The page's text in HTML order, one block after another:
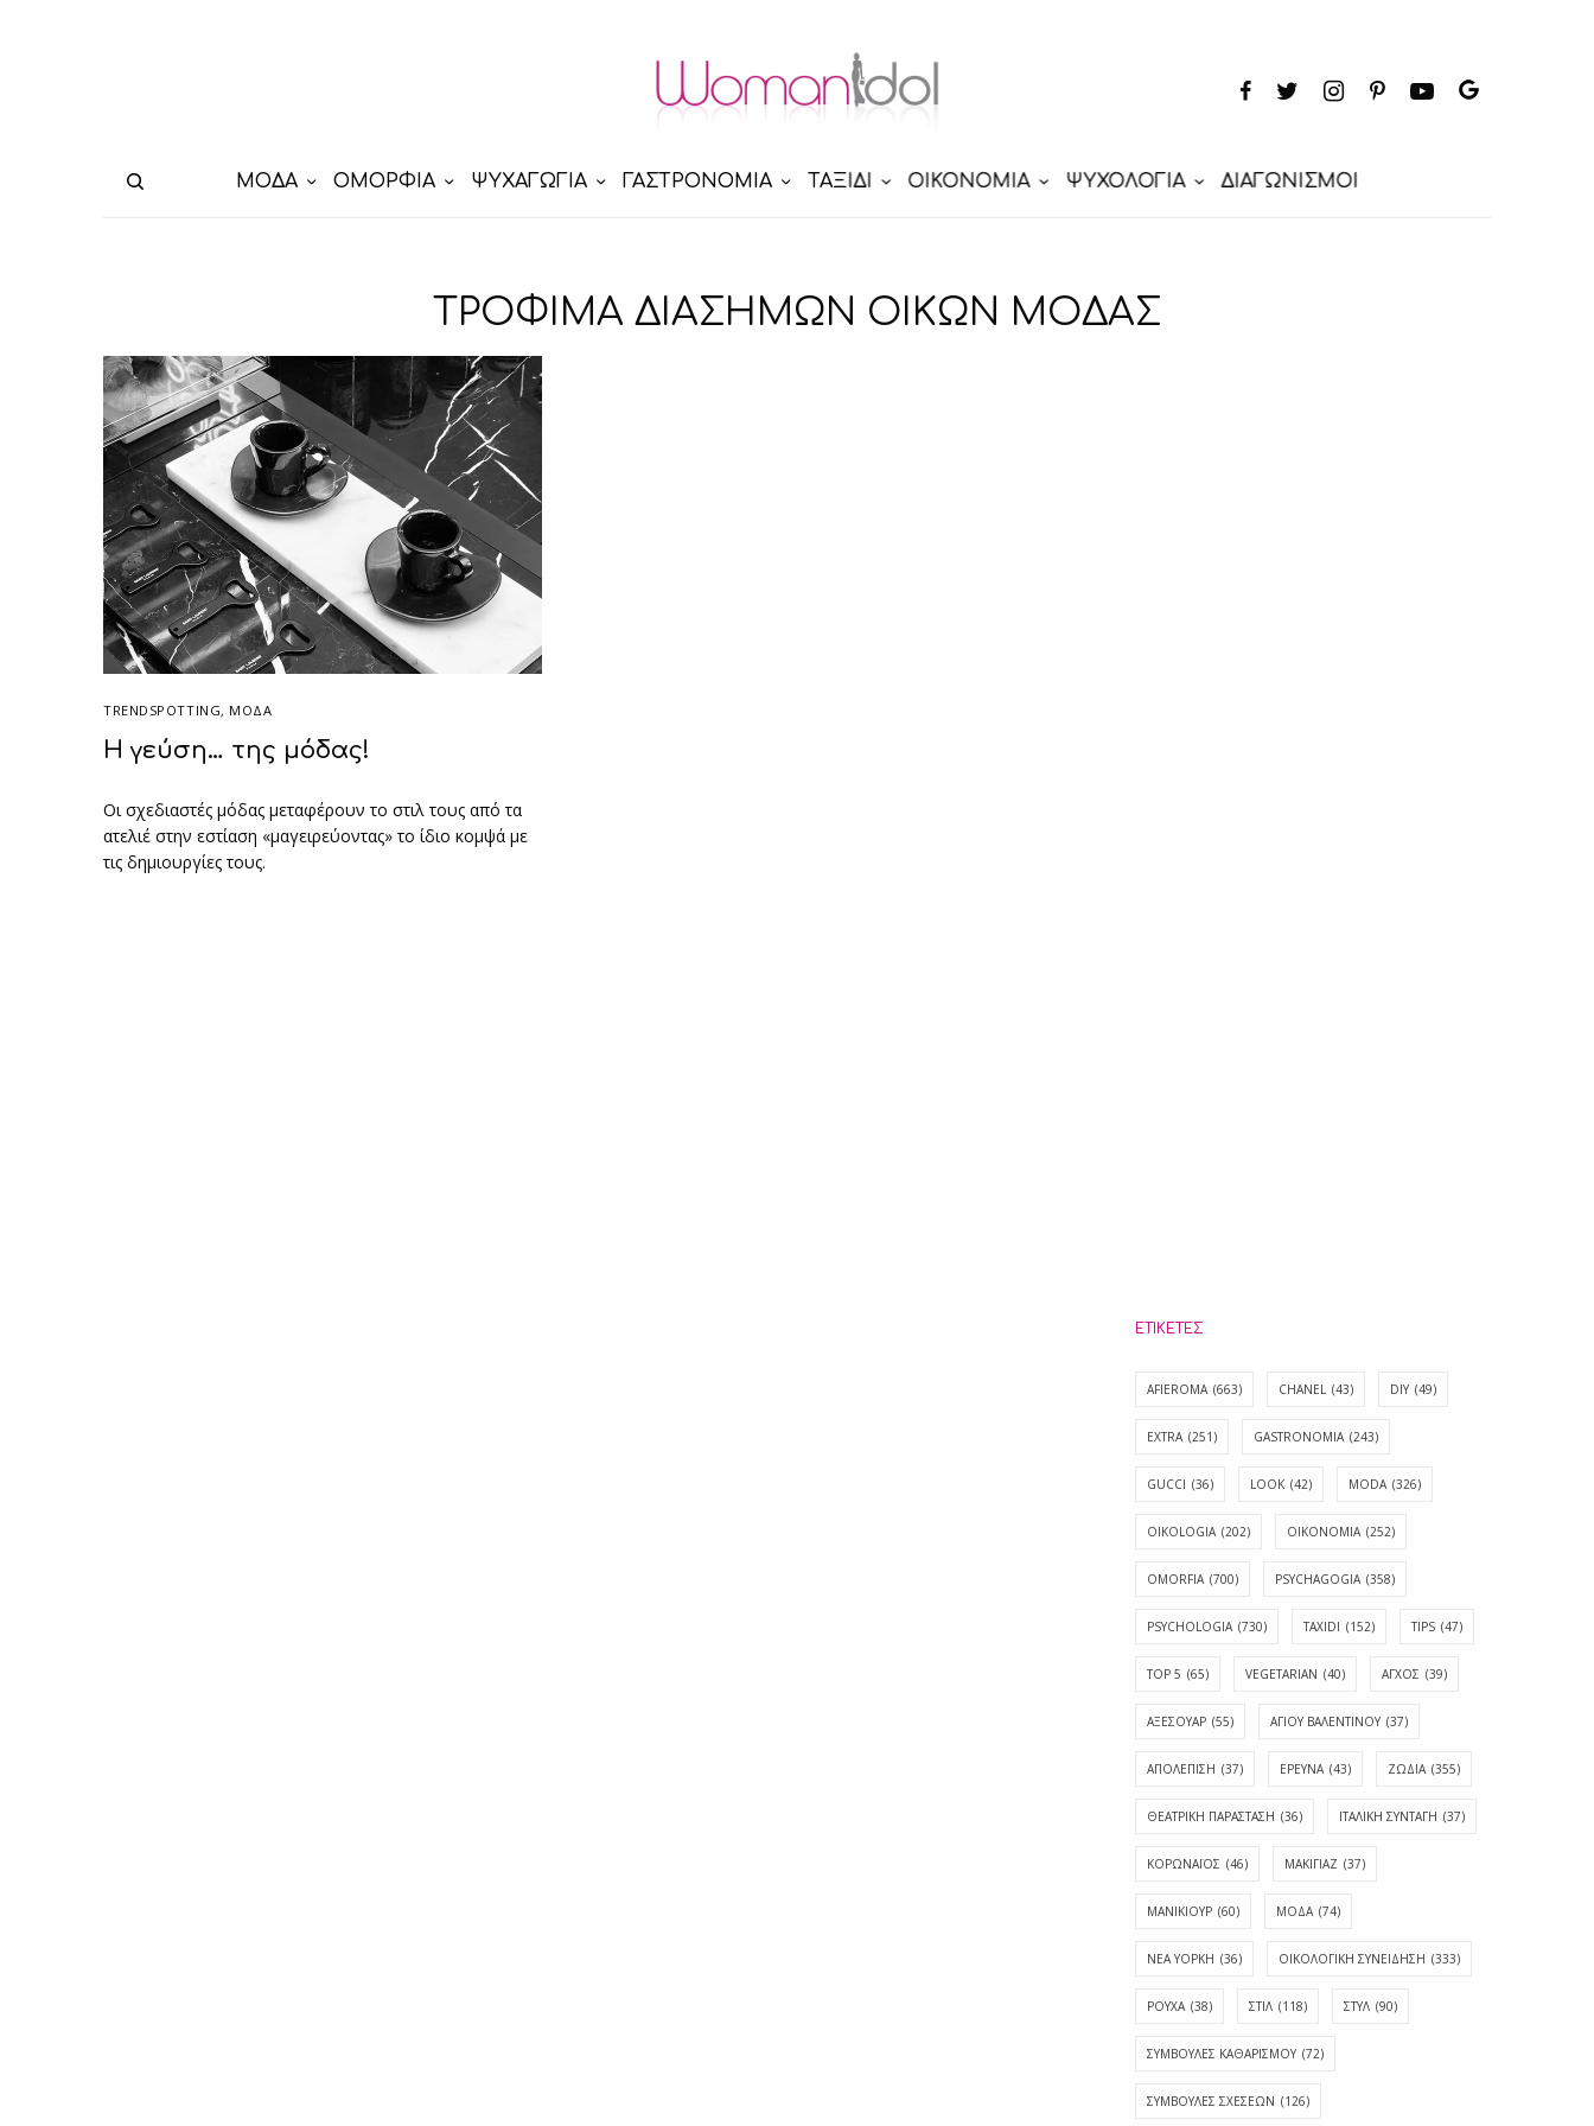
ΜΟΔΑ ΟΜΟΡΦΙΑ ΨΥΧΑΓΩΓΙΑ ΓΑΣΤΡΟΝΟΜΙΑ ΤΑΞΙΔΙ ΟΙΚΟΝΟΜΙΑ ΨΥΧΟΛΟΓΙΑ ΔΙΑΓΩΝΙΣΜΟΙ
TΡΟΦΙΜΑ ΔΙΑΣΗΜΩΝ ΟΙΚΩΝ ΜΟΔΑΣ
TRENDSPOTTING, ΜΟΔΑ
H γεύση… της μόδας!
Οι σχεδιαστές μόδας μεταφέρουν το στιλ τους από τα
ατελιέ στην εστίαση «μαγειρεύοντας» το ίδιο κομψά με
τις δημιουργίες τους.
ΕΤΙΚΈΤΕΣ
AFIEROMA (663) CHANEL (43) DIY (49)
EXTRA (251) GASTRONOMIA (243)
GUCCI (36) LOOK (42) MODA (326)
OIKOLOGIA (202) OIKONOMIA (252)
OMORFIA (700) PSYCHAGOGIA (358)
PSYCHOLOGIA (730) TAXIDI (152) TIPS (47)
TOP 5 (65) VEGETARIAN (40) ΑΓΧΟΣ (39)
ΑΞΕΣΟΥΑΡ (55) ΑΓΊΟΥ ΒΑΛΕΝΤΊΝΟΥ (37)
ΑΠΟΛΈΠΙΣΗ (37) ΕΡΕΥΝΑ (43) ΖΩΔΙΑ (355)
ΘΕΑΤΡΙΚΗ ΠΑΡΑΣΤΑΣΗ (36) ΙΤΑΛΙΚΗ ΣΥΝΤΑΓΗ (37)
ΚΟΡΩΝΑΪΟΣ (46) ΜΑΚΙΓΙΑΖ (37)
ΜΑΝΙΚΙΟΥΡ (60) ΜΟΔΑ (74)
ΝΕΑ ΥΟΡΚΗ (36) ΟΙΚΟΛΟΓΙΚΗ ΣΥΝΕΙΔΗΣΗ (333)
ΡΟΥΧΑ (38) ΣΤΙΛ (118) ΣΤΥΛ (90)
ΣΥΜΒΟΥΛΕΣ ΚΑΘΑΡΙΣΜΟΥ (72)
ΣΥΜΒΟΥΛΕΣ ΣΧΕΣΕΩΝ (126)